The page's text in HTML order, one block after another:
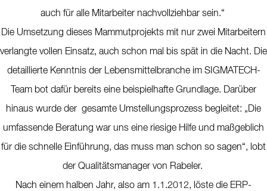
auch für alle Mitarbeiter nachvollziehbar sein.“
Die Umsetzung dieses Mammutprojekts mit nur zwei Mitarbeitern
verlangte vollen Einsatz, auch schon mal bis spät in die Nacht. Die
detaillierte Kenntnis der Lebensmittelbranche im SIGMATECH-
Team bot dafür bereits eine beispielhafte Grundlage. Darüber
hinaus wurde der gesamte Umstellungsprozess begleitet: „Die
umfassende Beratung war uns eine riesige Hilfe und maßgeblich
für die schnelle Einführung, das muss man schon so sagen“, lobt
der Qualitätsmanager von Rabeler.
Nach einem halben Jahr, also am 1.1.2012, löste die ERP-